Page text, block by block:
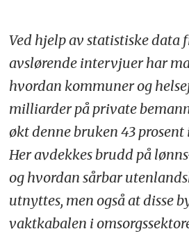
Ved hjelp av statistiske data
avslørende intervjuer har
hvordan kommuner og
milliarder på private
økt denne bruken 43 prosent
Her avdekkes brudd på
og hvordan sårbar
utnyttes, men også at disse
vaktkabalen i